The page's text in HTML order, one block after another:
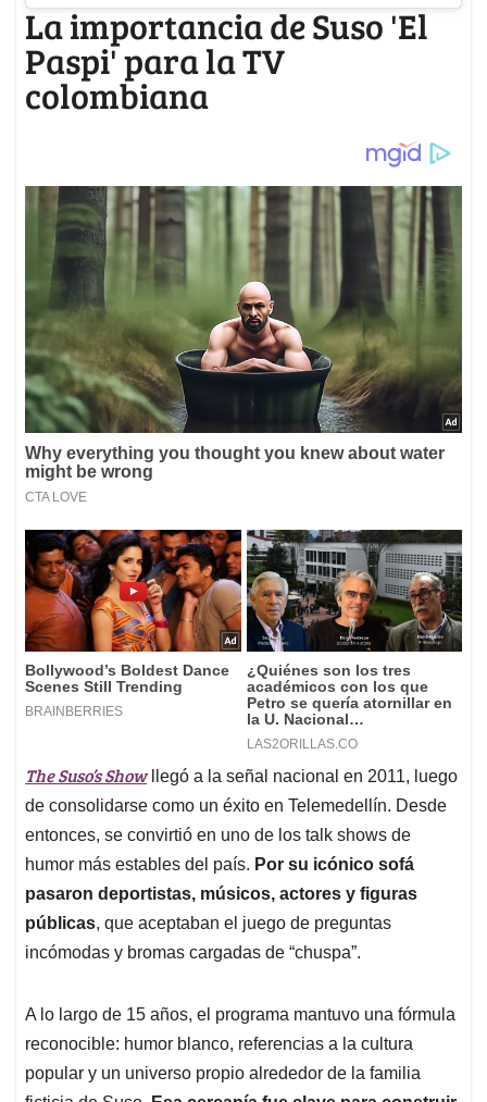
La importancia de Suso 'El
Paspi' para la TV
colombiana
The Suso’s Showllegó a la señal nacional en 2011, luego
de consolidarse como un éxito en Telemedellín. Desde
entonces, se convirtió en uno de los talk shows de
humor más estables del país. Por su icónico sofá
pasaron deportistas, músicos, actores y figuras
públicas, que aceptaban el juego de preguntas
incómodas y bromas cargadas de “chuspa”.
A lo largo de 15 años, el programa mantuvo una fórmula
reconocible: humor blanco, referencias a la cultura
popular y un universo propio alrededor de la familia